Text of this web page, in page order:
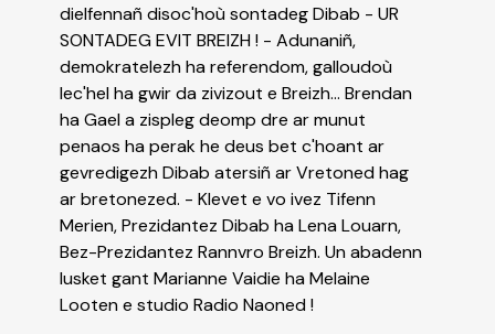
dielfennañ disoc'hoù sontadeg Dibab - UR
SONTADEG EVIT BREIZH ! - Adunaniñ,
demokratelezh ha referendom, galloudoù
lec'hel ha gwir da zivizout e Breizh... Brendan
ha Gael a zispleg deomp dre ar munut
penaos ha perak he deus bet c'hoant ar
gevredigezh Dibab atersiñ ar Vretoned hag
ar bretonezed. - Klevet e vo ivez Tifenn
Merien, Prezidantez Dibab ha Lena Louarn,
Bez-Prezidantez Rannvro Breizh. Un abadenn
lusket gant Marianne Vaidie ha Melaine
Looten e studio Radio Naoned !